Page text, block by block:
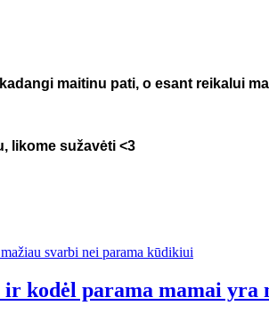
maitinu pati, o esant reikalui
likome sužavėti <3
kodėl parama mamai